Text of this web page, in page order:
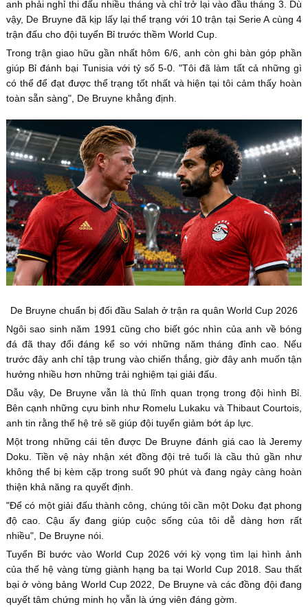
anh phải nghỉ thi đấu nhiều tháng và chỉ trở lại vào đầu tháng 3. Dù
vậy, De Bruyne đã kịp lấy lại thể trạng với 10 trận tại Serie A cùng 4
trận đấu cho đội tuyển Bỉ trước thềm World Cup.
Trong trận giao hữu gần nhất hôm 6/6, anh còn ghi bàn góp phần
giúp Bỉ đánh bại Tunisia với tỷ số 5-0. "Tôi đã làm tất cả những gì
có thể để đạt được thể trạng tốt nhất và hiện tại tôi cảm thấy hoàn
toàn sẵn sàng", De Bruyne khẳng định.
De Bruyne chuẩn bị đối đầu Salah ở trận ra quân World Cup 2026
Ngôi sao sinh năm 1991 cũng cho biết góc nhìn của anh về bóng
đá đã thay đổi đáng kể so với những năm tháng đỉnh cao. Nếu
trước đây anh chỉ tập trung vào chiến thắng, giờ đây anh muốn tận
hưởng nhiều hơn những trải nghiệm tại giải đấu.
Dẫu vậy, De Bruyne vẫn là thủ lĩnh quan trọng trong đội hình Bỉ.
Bên cạnh những cựu binh như Romelu Lukaku và Thibaut Courtois,
anh tin rằng thế hệ trẻ sẽ giúp đội tuyển giảm bớt áp lực.
Một trong những cái tên được De Bruyne đánh giá cao là Jeremy
Doku. Tiền vệ này nhận xét đồng đội trẻ tuổi là cầu thủ gần như
không thể bị kèm cặp trong suốt 90 phút và đang ngày càng hoàn
thiện khả năng ra quyết định.
"Để có một giải đấu thành công, chúng tôi cần một Doku đạt phong
độ cao. Cậu ấy đang giúp cuộc sống của tôi dễ dàng hơn rất
nhiều", De Bruyne nói.
Tuyển Bỉ bước vào World Cup 2026 với kỳ vọng tìm lại hình ảnh
của thế hệ vàng từng giành hạng ba tại World Cup 2018. Sau thất
bại ở vòng bảng World Cup 2022, De Bruyne và các đồng đội đang
quyết tâm chứng minh họ vẫn là ứng viên đáng gờm.